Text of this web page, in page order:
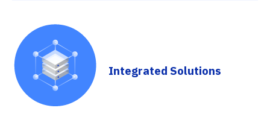
Integrated Solutions